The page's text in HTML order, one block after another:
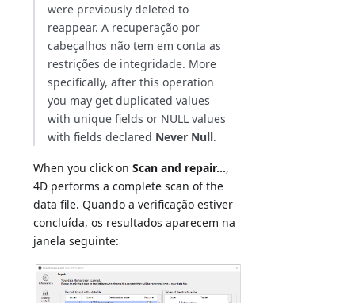
were previously deleted to
reappear. A recuperação por
cabeçalhos não tem em conta as
restrições de integridade. More
specifically, after this operation
you may get duplicated values
with unique fields or NULL values
with fields declared Never Null.
When you click onScan and repair...,
4D performs a complete scan of the
data file. Quando a verificação estiver
concluída, os resultados aparecem na
janela seguinte: